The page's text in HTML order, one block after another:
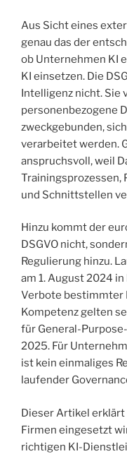
Aus Sicht eines
genau das der
ob Unternehmen KI
KI einsetzen. Die
Intelligenz nicht. Sie
personenbezogene
zweckgebunden,
verarbeitet werden.
anspruchsvoll, weil
Trainingsprozessen,
und Schnittstellen
Hinzu kommt der
DSGVO nicht,
Regulierung hinzu.
am 1. August 2024
Verbote bestimmter
Kompetenz gelten
für General-
2025. Für
ist kein einmaliges
laufender
Dieser Artikel
Firmen eingesetzt
richtigen KI-